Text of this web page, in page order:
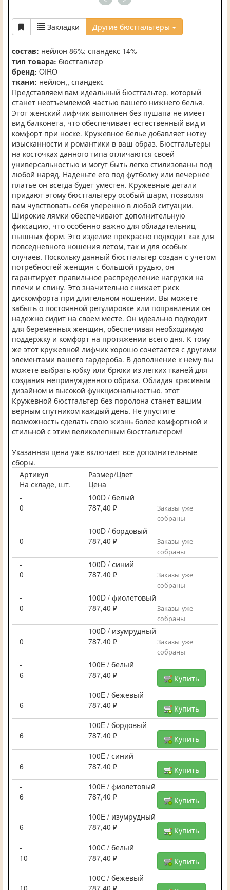
Закладки Другие бюстгальтеры
состав: нейлон 86%; спандекс 14%
тип товара: бюстгальтер
бренд: OIRO
ткани: нейлон,, спандекс
Представляем вам идеальный бюстгальтер, который
станет неотъемлемой частью вашего нижнего белья.
Этот женский лифчик выполнен без пушапа не имеет
вид балконета, что обеспечивает естественный вид и
комфорт при носке. Кружевное белье добавляет нотку
изысканности и романтики в ваш образ. Бюстгальтеры
на косточках данного типа отличаются своей
универсальностью и могут быть легко стилизованы под
любой наряд. Наденьте его под футболку или вечернее
платье он всегда будет уместен. Кружевные детали
придают этому бюстгальтеру особый шарм, позволяя
вам чувствовать себя уверенно в любой ситуации.
Широкие лямки обеспечивают дополнительную
фиксацию, что особенно важно для обладательниц
пышных форм. Это изделие прекрасно подходит как для
повседневного ношения летом, так и для особых
случаев. Поскольку данный бюстгальтер создан с учетом
потребностей женщин с большой грудью, он
гарантирует правильное распределение нагрузки на
плечи и спину. Это значительно снижает риск
дискомфорта при длительном ношении. Вы можете
забыть о постоянной регулировке или поправлении он
надежно сидит на своем месте. Он идеально подходит
для беременных женщин, обеспечивая необходимую
поддержку и комфорт на протяжении всего дня. К тому
же этот кружевной лифчик хорошо сочетается с другими
элементами вашего гардероба. В дополнение к нему вы
можете выбрать юбку или брюки из легких тканей для
создания непринужденного образа. Обладая красивым
дизайном и высокой функциональностью, этот
Кружевной бюстгальтер без поролона станет вашим
верным спутником каждый день. Не упустите
возможность сделать свою жизнь более комфортной и
стильной с этим великолепным бюстгальтером!
Указанная цена уже включает все дополнительные
сборы.
Артикул
Размер/Цвет
На складе, шт.
Цена
-
100D / белый
0
787,40 ₽
Заказы уже
собраны
-
100D / бордовый
0
787,40 ₽
Заказы уже
собраны
-
100D / синий
0
787,40 ₽
Заказы уже
собраны
-
100D / фиолетовый
0
787,40 ₽
Заказы уже
собраны
-
100D / изумрудный
0
787,40 ₽
Заказы уже
собраны
-
100E / белый
6
787,40 ₽
Купить
-
100E / бежевый
6
787,40 ₽
Купить
-
100E / бордовый
6
787,40 ₽
Купить
-
100E / синий
6
787,40 ₽
Купить
-
100E / фиолетовый
6
787,40 ₽
Купить
-
100E / изумрудный
6
787,40 ₽
Купить
-
100С / белый
10
787,40 ₽
Купить
-
100С / бежевый